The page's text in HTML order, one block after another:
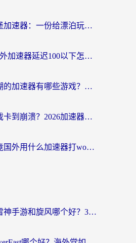
海外玩失落城堡加速器：一份给漂泊玩家的网络自救指南
新大话西游2国外加速器延迟100以下怎么办？海外党实测有效的低延迟指南
国外打古今江湖的加速器有哪些游戏？一个海外玩家的终极选择指南
海外玩国服游戏卡到崩溃？2026加速器免费推荐+实用指南（亲测有效）
身在海外，究竟国外用什么加速器打wow好？
海外党必看：雷神手游和旋风哪个好？3分钟选对回国加速器，无缝刷国内剧玩游戏